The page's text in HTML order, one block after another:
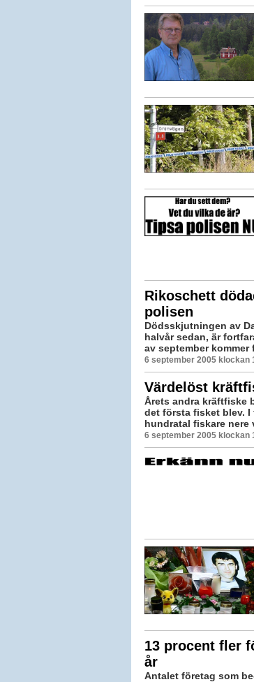
Rikoschett
polisen
Dödsskjutningen av
halvår sedan, är
av september
6 september 2005 klockan
Värdelöst
Årets andra kräftfiske
det första fisket blev.
hundratal fiskare nere
6 september 2005 klockan
13 procent fler
år
Antalet företag som